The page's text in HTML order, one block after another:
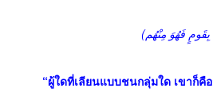
“ผู้ใดที่เลียนแบบชนกลุ่มใด เขาก็